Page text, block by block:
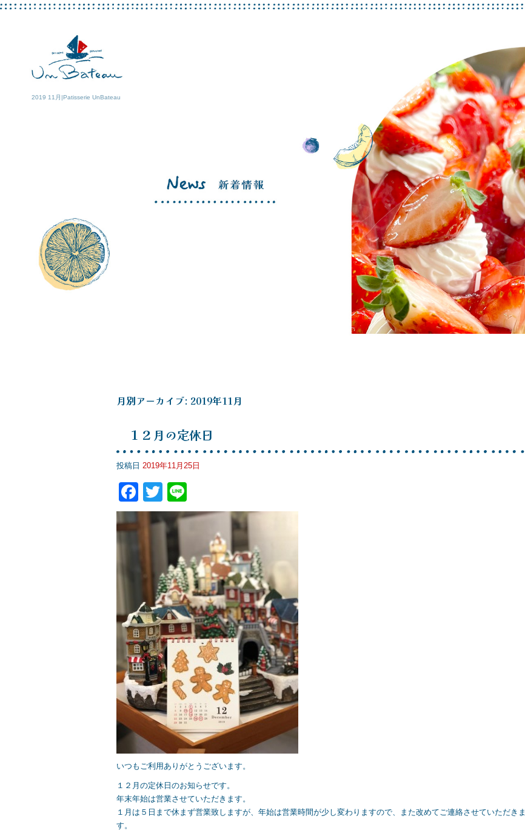
2019 11月|Patisserie UnBateau
月別アーカイブ: 2019年11月
１２月の定休日
投稿日 2019年11月25日
F
a
e
o
k
T
wi
tt
er
n
いつもご利用ありがとうございます。
１２月の定休日のお知らせです。
年末年始は営業させていただきます。
１月は５日まで休まず営業致しますが、年始は営業時間が少し変わりますので、また改めてご連絡させていただきま
す。